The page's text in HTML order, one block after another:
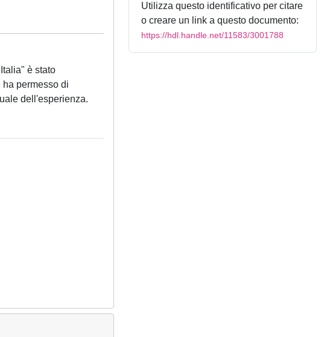
è stato
permesso di
dell'esperienza.
Utilizza questo identificativo per citare
o creare un link a questo documento:
https://hdl.handle.net/11583/3001788